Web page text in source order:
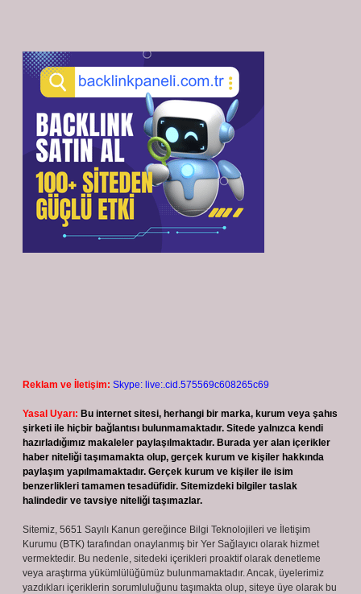
Reklam ve İletişim: Skype: live:.cid.575569c608265c69
Yasal Uyarı: Bu internet sitesi, herhangi bir marka, kurum veya şahıs
şirketi ile hiçbir bağlantısı bulunmamaktadır. Sitede yalnızca kendi
hazırladığımız makaleler paylaşılmaktadır. Burada yer alan içerikler
haber niteliği taşımamakta olup, gerçek kurum ve kişiler hakkında
paylaşım yapılmamaktadır. Gerçek kurum ve kişiler ile isim
benzerlikleri tamamen tesadüfidir. Sitemizdeki bilgiler taslak
halindedir ve tavsiye niteliği taşımazlar.
Sitemiz, 5651 Sayılı Kanun gereğince Bilgi Teknolojileri ve İletişim
Kurumu (BTK) tarafından onaylanmış bir Yer Sağlayıcı olarak hizmet
vermektedir. Bu nedenle, sitedeki içerikleri proaktif olarak denetleme
veya araştırma yükümlülüğümüz bulunmamaktadır. Ancak, üyelerimiz
yazdıkları içeriklerin sorumluluğunu taşımakta olup, siteye üye olarak bu